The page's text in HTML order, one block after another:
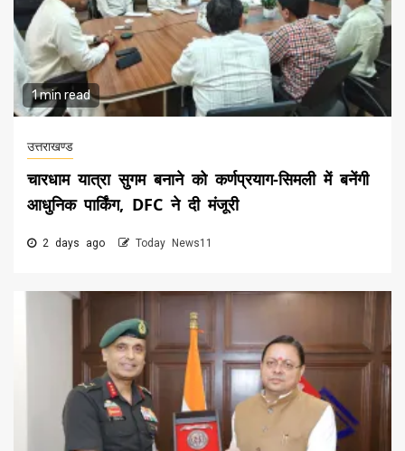
1 min read
उत्तराखण्ड
चारधाम यात्रा सुगम बनाने को कर्णप्रयाग-सिमली में बनेंगी
आधुनिक पार्किंग, DFC ने दी मंजूरी
2 days ago Today News11